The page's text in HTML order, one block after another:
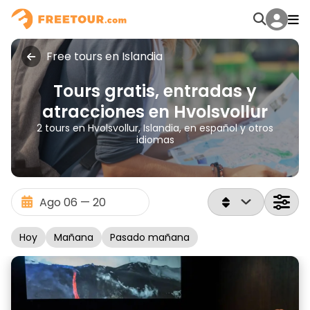
Free tours en Islandia
Tours gratis, entradas y
atracciones en Hvolsvollur
2 tours en Hvolsvollur, Islandia, en español y otros
idiomas
Hoy Mañana Pasado mañana